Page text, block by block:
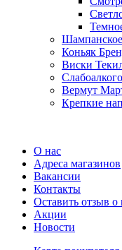
Коньяк
Виски
Вермут
Крепкие
О нас
Адреса магазинов
Вакансии
Контакты
Оставить отзыв о
Акции
Новости